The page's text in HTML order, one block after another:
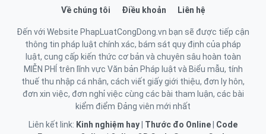
Về chúng tôi Điều khoản Liên hệ
Đến với Website PhapLuatCongDong.vn bạn sẽ được tiếp cận
thông tin pháp luật chính xác, bám sát quy định của pháp
luật, cung cấp kiến thức cơ bản và chuyên sâu hoàn toàn
MIỄN PHÍ trên lĩnh vực Văn bản Pháp luật và Biểu mẫu, tính
thuế thu nhập cá nhân, cách viết giấy giới thiệu, đơn ly hôn,
đơn xin việc, đơn nghỉ việc cùng các bài tham luận, các bài
kiểm điểm Đảng viên mới nhất
Liên kết link: Kinh nghiệm hay Thước đo Online
Code